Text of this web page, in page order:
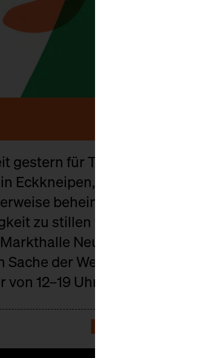
gestern für Trinkfreudigkeit
Eckkneipen, in Parks und
beheimatet Berlin eine
zu stillen vermag!
Neun geht weiter.
der Welt widmen: Dem
von 12–19 Uhr die Berliner
PROGRAMM